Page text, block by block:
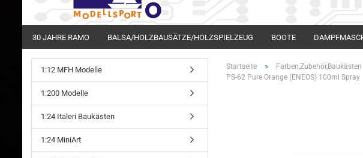
30 JAHRE RAMO BALSA/HOLZBAUSÄTZE/HOLZSPIELZEUG BOOTE
Startseite » Farben,Zubehör,Baukästen
PS-62 Pure Orange (ENEOS) 100ml Spray
1:12 MFH Modelle
1:200 Modelle
1:24 Italeri Baukästen
1:24 MiniArt